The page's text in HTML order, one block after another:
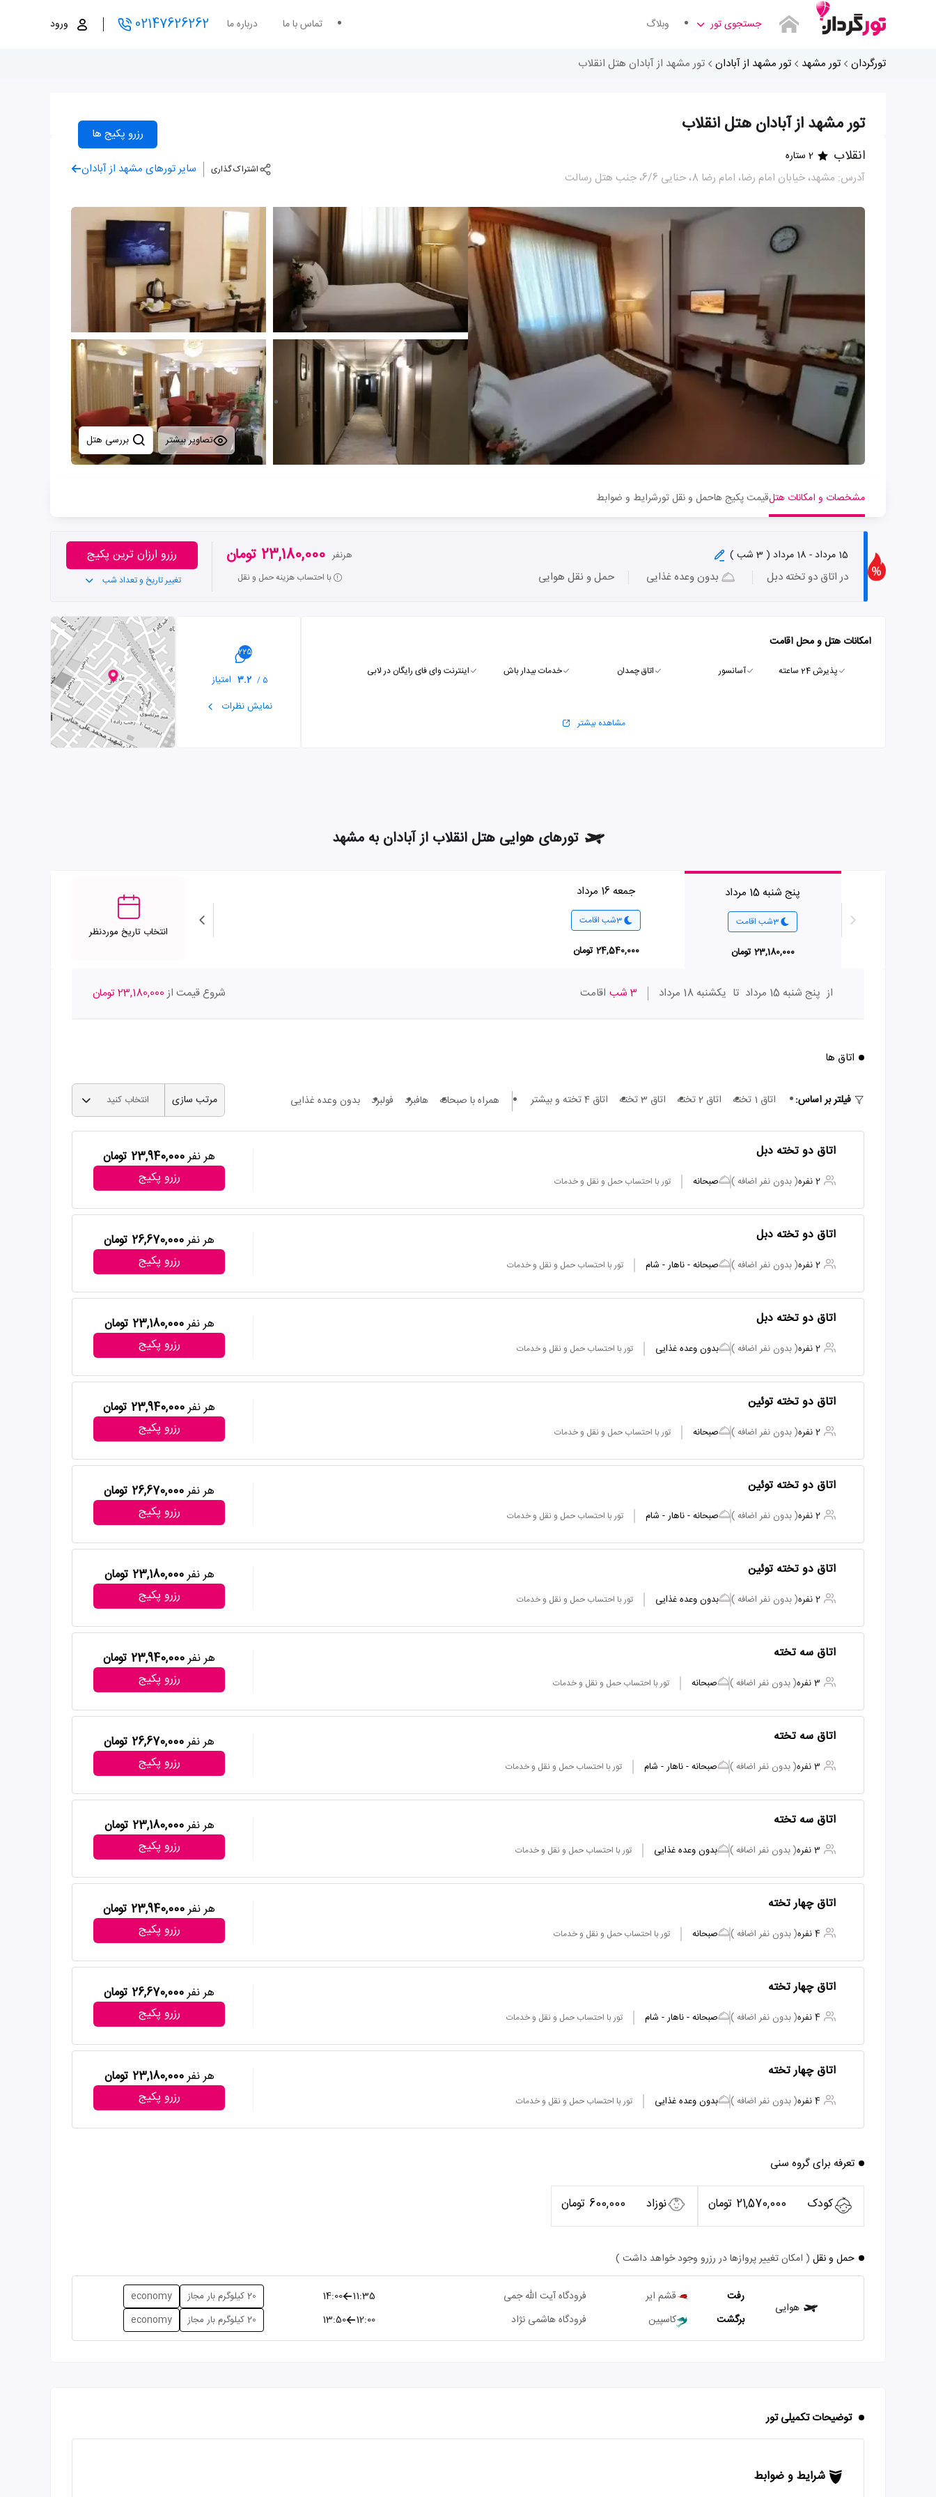
جستجوی تور وبلاگ تماس با ما درباره ما 02147626262 ورود
تورگردان تور مشهد تور مشهد از آبادان تور مشهد از آبادان هتل انقلاب
تور مشهد از آبادان هتل انقلاب رزرو پکیج ها
انقلاب 2 ستاره
آدرس: مشهد، خيابان امام رضا، امام رضا 8، حنایی 6/6، جنب هتل رسالت
اشتراک گذاری سایر تورهای مشهد از آبادان
تصاویر بیشتر
مشخصات و امکانات هتلقیمت پکیج هاحمل و نقل تورشرایط و ضوابط
15 مرداد - 18 مرداد ( 3 شب )
در اتاق دو تخته دبل بدون وعده غذایی حمل و نقل هوایی
هرنفر 23,180,000 تومان
با احتساب هزینه حمل و نقل
رزرو ارزان ترین پکیج
تغییر تاریخ و تعداد شب
امکانات هتل و محل اقامت
پذیرش 24 ساعته آسانسور اتاق چمدان خدمات بیدار باش اینترنت وای فای رایگان در لابی
مشاهده بیشتر
225
5 /
3.2 امتیاز
نمایش نظرات
تورهای هوایی هتل انقلاب از آبادان به مشهد
پنج شنبه 15 مرداد
3شب اقامت
23,180,000 تومان
جمعه 16 مرداد
3شب اقامت
24,540,000 تومان
انتخاب تاریخ موردنظر
از پنج شنبه 15 مرداد تا یکشنبه 18 مرداد 3 شب اقامت شروع قیمت از23,180,000 تومان
اتاق ها
فیلتر بر اساس: اتاق 1 تخته اتاق 2 تخته اتاق 3 تخته اتاق 4 تخته و بیشتر همراه با صبحانه هافبرد فولبرد بدون وعده غذایی مرتب سازی انتخاب کنید
اتاق دو تخته دبل
2 نفره ( بدون نفر اضافه ) صبحانه تور با احتساب حمل و نقل و خدمات
هر نفر23,940,000 تومان
رزرو پکیج
اتاق دو تخته دبل
2 نفره ( بدون نفر اضافه ) صبحانه - ناهار - شام تور با احتساب حمل و نقل و خدمات
هر نفر26,670,000 تومان
رزرو پکیج
اتاق دو تخته دبل
2 نفره ( بدون نفر اضافه ) بدون وعده غذایی تور با احتساب حمل و نقل و خدمات
هر نفر23,180,000 تومان
رزرو پکیج
اتاق دو تخته توئین
2 نفره ( بدون نفر اضافه ) صبحانه تور با احتساب حمل و نقل و خدمات
هر نفر23,940,000 تومان
رزرو پکیج
اتاق دو تخته توئین
2 نفره ( بدون نفر اضافه ) صبحانه - ناهار - شام تور با احتساب حمل و نقل و خدمات
هر نفر26,670,000 تومان
رزرو پکیج
اتاق دو تخته توئین
2 نفره ( بدون نفر اضافه ) بدون وعده غذایی تور با احتساب حمل و نقل و خدمات
هر نفر23,180,000 تومان
رزرو پکیج
اتاق سه تخته
3 نفره ( بدون نفر اضافه ) صبحانه تور با احتساب حمل و نقل و خدمات
هر نفر23,940,000 تومان
رزرو پکیج
اتاق سه تخته
3 نفره ( بدون نفر اضافه ) صبحانه - ناهار - شام تور با احتساب حمل و نقل و خدمات
هر نفر26,670,000 تومان
رزرو پکیج
اتاق سه تخته
3 نفره ( بدون نفر اضافه ) بدون وعده غذایی تور با احتساب حمل و نقل و خدمات
هر نفر23,180,000 تومان
رزرو پکیج
اتاق چهار تخته
4 نفره ( بدون نفر اضافه ) صبحانه تور با احتساب حمل و نقل و خدمات
هر نفر23,940,000 تومان
رزرو پکیج
اتاق چهار تخته
4 نفره ( بدون نفر اضافه ) صبحانه - ناهار - شام تور با احتساب حمل و نقل و خدمات
هر نفر26,670,000 تومان
رزرو پکیج
اتاق چهار تخته
4 نفره ( بدون نفر اضافه ) بدون وعده غذایی تور با احتساب حمل و نقل و خدمات
هر نفر23,180,000 تومان
رزرو پکیج
تعرفه برای گروه سنی
کودک 21,570,000 تومان نوزاد 600,000 تومان
حمل و نقل ( امکان تغییر پروازها در رزرو وجود خواهد داشت )
هوایی
رفت قشم ایر فرودگاه آیت الله جمی 11:35
14:00 20 کیلوگرم بار مجاز economy
برگشت کاسپین فرودگاه هاشمی نژاد 12:00
13:50 20 کیلوگرم بار مجاز economy
توضیحات تکمیلی تور
شرایط و ضوابط